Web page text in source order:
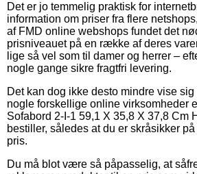
Det er jo temmelig praktisk for
information om priser fra flere
af FMD online webshops fundet det
prisniveauet på en række af deres
lige så vel som til damer og herrer –
nogle gange sikre fragtfri levering.
Det kan dog ikke desto mindre vise
nogle forskellige online virksomheder
Sofabord 2-I-1 59,1 X 35,8 X 37,8 Cm
bestiller, således at du er skråsikker
pris.
Du må blot være så påpasselig, at